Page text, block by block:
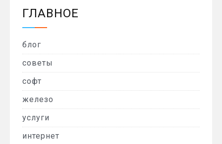
ГЛАВНОЕ
блог
советы
софт
железо
услуги
интернет